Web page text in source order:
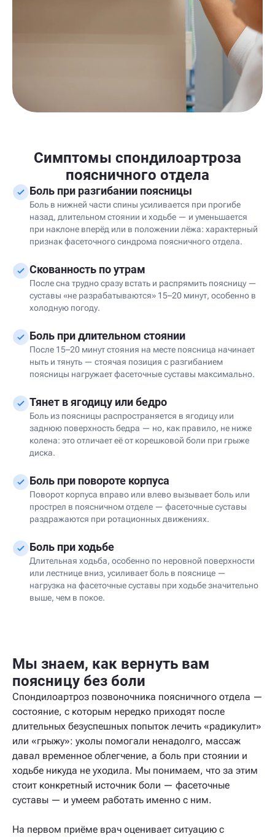
Симптомы спондилоартроза
поясничного отдела
Боль при разгибании поясницы
Боль в нижней части спины усиливается при прогибе
назад, длительном стоянии и ходьбе — и уменьшается
при наклоне вперёд или в положении лёжа: характерный
признак фасеточного синдрома поясничного отдела.
Скованность по утрам
После сна трудно сразу встать и распрямить поясницу —
суставы «не разрабатываются» 15–20 минут, особенно в
холодную погоду.
Боль при длительном стоянии
После 15–20 минут стояния на месте поясница начинает
ныть и тянуть — стоячая позиция с разгибанием
поясницы нагружает фасеточные суставы максимально.
Тянет в ягодицу или бедро
Боль из поясницы распространяется в ягодицу или
заднюю поверхность бедра — но, как правило, не ниже
колена: это отличает её от корешковой боли при грыже
диска.
Боль при повороте корпуса
Поворот корпуса вправо или влево вызывает боль или
прострел в поясничном отделе — фасеточные суставы
раздражаются при ротационных движениях.
Боль при ходьбе
Длительная ходьба, особенно по неровной поверхности
или лестнице вниз, усиливает боль в пояснице —
нагрузка на фасеточные суставы при ходьбе значительно
выше, чем в покое.
Мы знаем, как вернуть вам
поясницу без боли
Спондилоартроз позвоночника поясничного отдела —
состояние, с которым нередко приходят после
длительных безуспешных попыток лечить «радикулит»
или «грыжу»: уколы помогали ненадолго, массаж
давал временное облегчение, а боль при стоянии и
ходьбе никуда не уходила. Мы понимаем, что за этим
стоит конкретный источник боли — фасеточные
суставы — и умеем работать именно с ним.
На первом приёме врач оценивает ситуацию с